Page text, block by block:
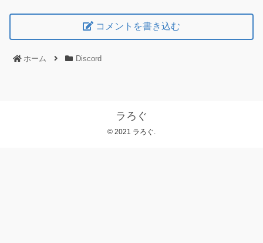
コメントを書き込む
ホーム Discord
ラろぐ
© 2021 ラろぐ.